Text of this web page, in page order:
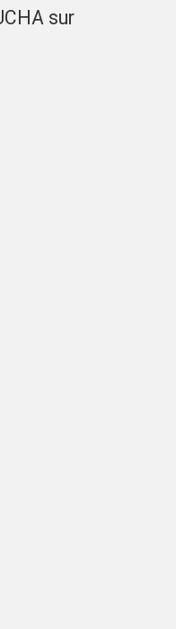
sur